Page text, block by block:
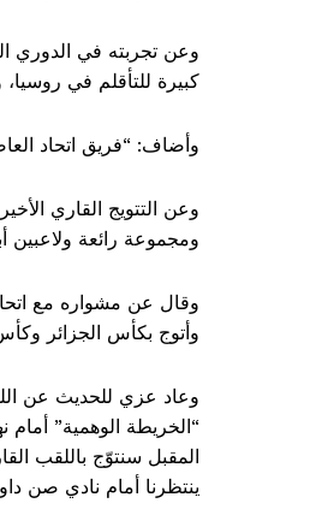
وعن تجربته في الدوري
كبيرة للتأقلم في
وأضاف: “فريق اتحاد
وعن التتويج القاري
ومجموعة رائعة ولاعبين
وقال عن مشواره مع
وأتوج بكأس الجزائر
وعاد عزي للحديث عن
“الخريطة الوهمية”
المقبل سنتوّج باللقب
ينتظرنا أمام نادي صن